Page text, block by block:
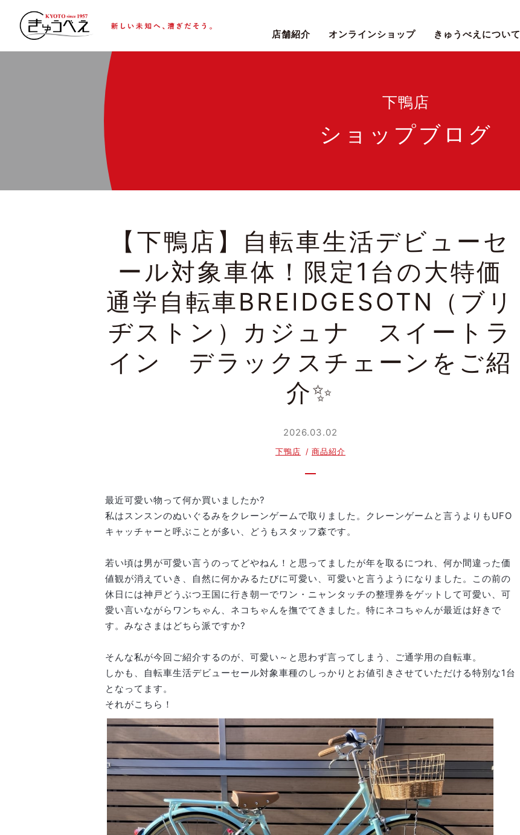
店舗紹介 オンラインショップ きゅうべえについて
下鴨店
ショップブログ
【下鴨店】自転車生活デビューセ
ール対象車体！限定1台の大特価
通学自転車BREIDGESOTN（ブリ
ヂストン）カジュナ スイートラ
イン デラックスチェーンをご紹
介✨
2026.03.02
下鴨店 商品紹介
最近可愛い物って何か買いましたか?
私はスンスンのぬいぐるみをクレーンゲームで取りました。クレーンゲームと言うよりもUFO
キャッチャーと呼ぶことが多い、どうもスタッフ森です。
若い頃は男が可愛い言うのってどやねん！と思ってましたが年を取るにつれ、何か間違った価
値観が消えていき、自然に何かみるたびに可愛い、可愛いと言うようになりました。この前の
休日には神戸どうぶつ王国に行き朝一でワン・ニャンタッチの整理券をゲットして可愛い、可
愛い言いながらワンちゃん、ネコちゃんを撫でてきました。特にネコちゃんが最近は好きで
す。みなさまはどちら派ですか?
そんな私が今回ご紹介するのが、可愛い～と思わず言ってしまう、ご通学用の自転車。
しかも、自転車生活デビューセール対象車種のしっかりとお値引きさせていただける特別な1台
となってます。
それがこちら！